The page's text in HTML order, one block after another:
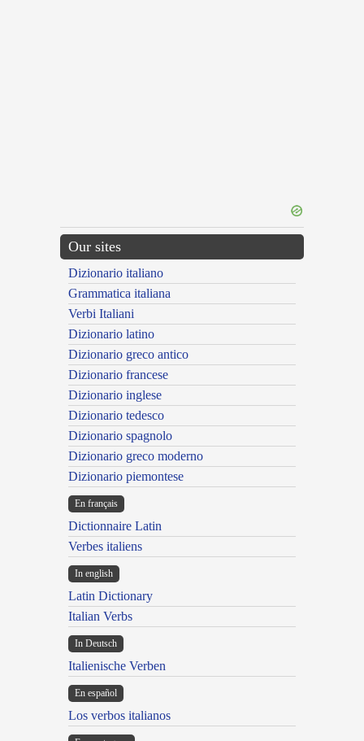
Our sites
Dizionario italiano
Grammatica italiana
Verbi Italiani
Dizionario latino
Dizionario greco antico
Dizionario francese
Dizionario inglese
Dizionario tedesco
Dizionario spagnolo
Dizionario greco moderno
Dizionario piemontese
En français
Dictionnaire Latin
Verbes italiens
In english
Latin Dictionary
Italian Verbs
In Deutsch
Italienische Verben
En español
Los verbos italianos